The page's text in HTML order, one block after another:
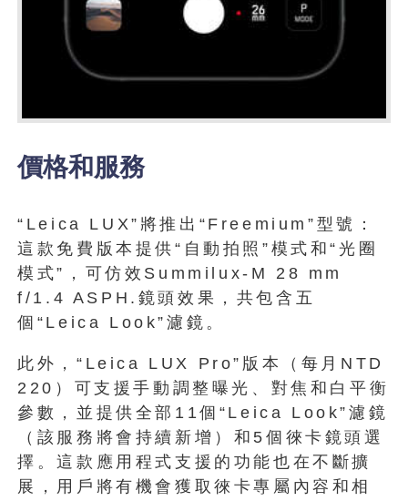
價格和服務
“Leica LUX”將推出“Freemium”型號：
這款免費版本提供“自動拍照”模式和“光圈
模式”，可仿效Summilux-M 28 mm
f/1.4 ASPH.鏡頭效果，共包含五
個“Leica Look”濾鏡。
此外，“Leica LUX Pro”版本（每月NTD
220）可支援手動調整曝光、對焦和白平衡
參數，並提供全部11個“Leica Look”濾鏡
（該服務將會持續新增）和5個徠卡鏡頭選
擇。這款應用程式支援的功能也在不斷擴
展，用戶將有機會獲取徠卡專屬內容和相